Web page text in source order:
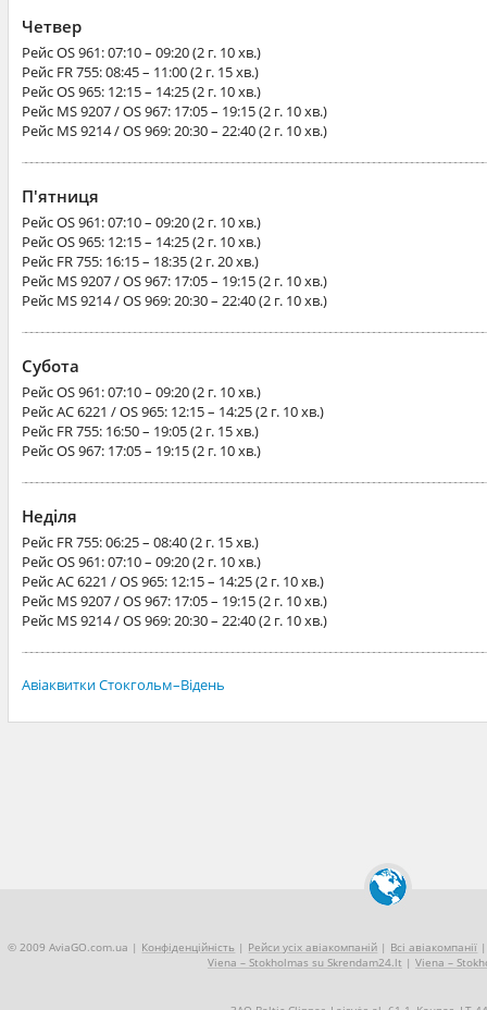
Четвер
РейсOS 961: 07:10 – 09:20 (2 г. 10 хв.)
Рейс FR 755: 08:45 – 11:00 (2 г. 15 хв.)
РейсOS 965: 12:15 – 14:25 (2 г. 10 хв.)
Рейс MS 9207 / OS 967: 17:05 – 19:15 (2 г. 10 хв.)
Рейс MS 9214 / OS 969: 20:30 – 22:40 (2 г. 10 хв.)
П'ятниця
РейсOS 961: 07:10 – 09:20 (2 г. 10 хв.)
РейсOS 965: 12:15 – 14:25 (2 г. 10 хв.)
Рейс FR 755: 16:15 – 18:35 (2 г. 20 хв.)
Рейс MS 9207 / OS 967: 17:05 – 19:15 (2 г. 10 хв.)
Рейс MS 9214 / OS 969: 20:30 – 22:40 (2 г. 10 хв.)
Субота
РейсOS 961: 07:10 – 09:20 (2 г. 10 хв.)
РейсAC 6221 / OS 965: 12:15 – 14:25 (2 г. 10 хв.)
Рейс FR 755: 16:50 – 19:05 (2 г. 15 хв.)
РейсOS 967: 17:05 – 19:15 (2 г. 10 хв.)
Неділя
Рейс FR 755: 06:25 – 08:40 (2 г. 15 хв.)
РейсOS 961: 07:10 – 09:20 (2 г. 10 хв.)
РейсAC 6221 / OS 965: 12:15 – 14:25 (2 г. 10 хв.)
Рейс MS 9207 / OS 967: 17:05 – 19:15 (2 г. 10 хв.)
Рейс MS 9214 / OS 969: 20:30 – 22:40 (2 г. 10 хв.)
Авіаквитки Стокгольм–Відень
© 2009 AviaGO.com.ua | Конфіденційність | Рейси усіх авіакомпаній | Всі авіакомпанії
Viena – Stokholmas su Skrendam24.lt | Viena –